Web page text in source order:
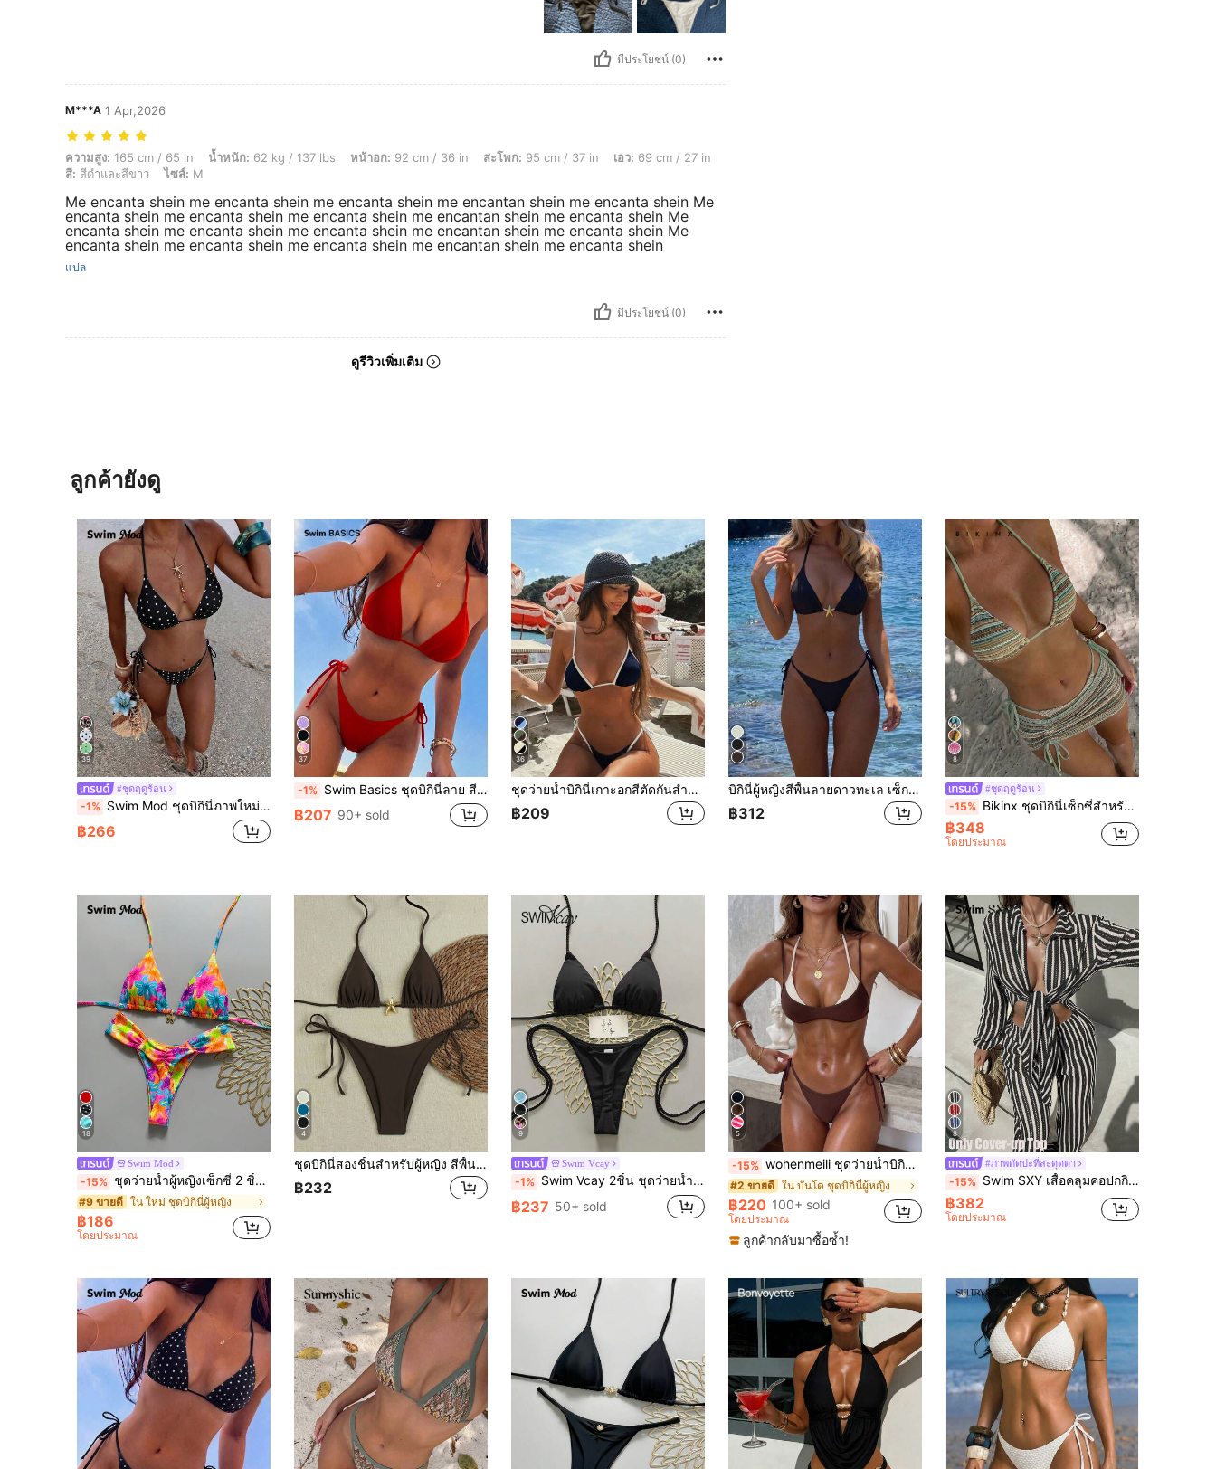
มีประโยชน์ (0)
M***A 1 Apr,2026
ความสูง: 165 cm / 65 in, น้ำหนัก: 62 kg / 137 lbs, หน้าอก: 92 cm / 36 in, สะโพก: 95 cm / 37 in, เอว: 69 cm / 27 in, สี: สีดำและสีขาว, ไซส์: M
ความสูง: 165 cm / 65 in น้ำหนัก: 62 kg / 137 lbs หน้าอก: 92 cm / 36 in สะโพก: 95 cm / 37 in เอว: 69 cm / 27 in
สี: สีดำและสีขาว ไซส์: M
Me encanta shein me encanta shein me encanta shein me encantan shein me encanta shein Me
encanta shein me encanta shein me encanta shein me encantan shein me encanta shein Me
encanta shein me encanta shein me encanta shein me encantan shein me encanta shein Me
encanta shein me encanta shein me encanta shein me encantan shein me encanta shein
แปล
มีประโยชน์ (0)
ดูรีวิวเพิ่มเติม
ลูกค้ายังดู
39
#ชุดฤดูร้อน
-1% Swim Mod ชุดบิกินี่ภาพใหม่สำหรับสตรีเซ็กซี่ สายผูกคอ เอวต่ำ สีดำและขาว จุดโพลька รูปแบบกลางฤดูร้อน
฿266
37
-1% Swim Basics ชุดบิกินี่ลาย สีเรียบ กระโปรงหลังเปิด เซ็กซี่ผูกคอ สำหรับผู้หญิง
฿207 90+ sold
36
ชุดว่ายน้ำบิกินี่เกาะอกสีตัดกันสำหรับผู้หญิง, ชุดว่ายน้ำสำหรับวันหยุดพักผ่อนริมชายหาด, ฤดูร้อน
฿209
บิกินี่ผู้หญิงสีพื้นลายดาวทะเล เซ็กซี่และหรูหรา เหมาะสำหรับวันพักผ่อนชายหาด เทศกาล งานปาร์ตี้ และการสวมใส่แบบสบายๆ ริมทะเล
฿312
8
#ชุดฤดูร้อน
-15% Bikinx ชุดบิกินี่เซ็กซี่สำหรับผู้หญิง ลายคลื่น ผูกคอ สำหรับชายหาดฤดูร้อน พร้อมกระโปรงคลุม ชุดเข้าคู่ สำหรับการพักผ่อน
฿348
โดยประมาณ
18
Swim Mod
-15% ชุดว่ายน้ำผู้หญิงเซ็กซี่ 2 ชิ้น Swim MOD สำหรับฤดูใบไม้ผลิ/ฤดูร้อน ลายพิมพ์เชอร์รี่แบบสุ่ม อุปกรณ์เสริม เสื้อบิกินี่สามเหลี่ยมคล้องคอและกางเกงบิกินี่
#9 ขายดี ใน ใหม่ ชุดบิกินี่ผู้หญิง
฿186
โดยประมาณ
4
ชุดบิกินี่สองชิ้นสำหรับผู้หญิง สีพื้น ตกแต่งดาวทะเลโลหะ เซ็กซี่ ฤดูร้อน สำหรับชายหาด วันหยุด ปาร์ตี้ แฟชั่น หรูหรา ลำลอง ชุดว่ายน้ำ
฿232
9
Swim Vcay
-1% Swim Vcay 2ชิ้น ชุดว่ายน้ำสตรี, ชุดว่ายน้ำบิกินี่โครเชต์ทำมือสีขาว 2 ชิ้น ชุดว่ายน้ำสตรี Y2k ชุดว่ายน้ำสตรี ชุดบิกินี่สตรี ชุดว่ายน้ำสตรี ชุดบิกินี่สตรี ชุดว่ายน้ำสตรี ชุดบิกินี่แบบมีโครงสำหรับผู้หญิง บิกินี่สีดำพร้อมสายรัดเชือก
฿237 50+ sold
5
-15% wohenmeili ชุดว่ายน้ำบิกินี่สองชิ้นสำหรับผู้หญิง ดีไซน์คอคล้องคอผูกเชือก สีบล็อก เอวสูง ลายตัดสี สำหรับวันหยุดพักผ่อนชายหาดฤดูร้อน
#2 ขายดี ใน บันโด ชุดบิกินี่ผู้หญิง
฿220 100+ sold
โดยประมาณ
ลูกค้ากลับมาซื้อซ้ำ!
8
#ภาพตัดปะที่สะดุดตา
-15% Swim SXY เสื้อคลุมคอปกกิโมโนผ้าแจ็คการ์ดลายทางสีน้ำเงินและขาวสำหรับผู้หญิง ฤดูใบไม้ผลิ/ฤดูร้อน
฿382
โดยประมาณ